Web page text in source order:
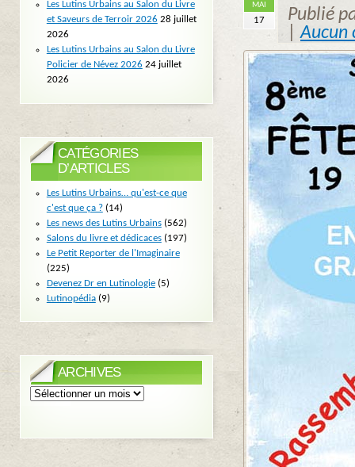
MAI
17
Publié
|Aucun
Les Lutins Urbains au Salon du Livre
et Saveurs de Terroir 2026 28 juillet
2026
Les Lutins Urbains au Salon du Livre
Policier de Névez 2026 24 juillet
2026
CATÉGORIES
D’ARTICLES
Les Lutins Urbains… qu'est-ce que
c'est que ça ?(14)
Les news des Lutins Urbains(562)
Salons du livre et dédicaces(197)
Le Petit Reporter de l'Imaginaire
(225)
Devenez Dr en Lutinologie(5)
Lutinopédia(9)
ARCHIVES
Archives